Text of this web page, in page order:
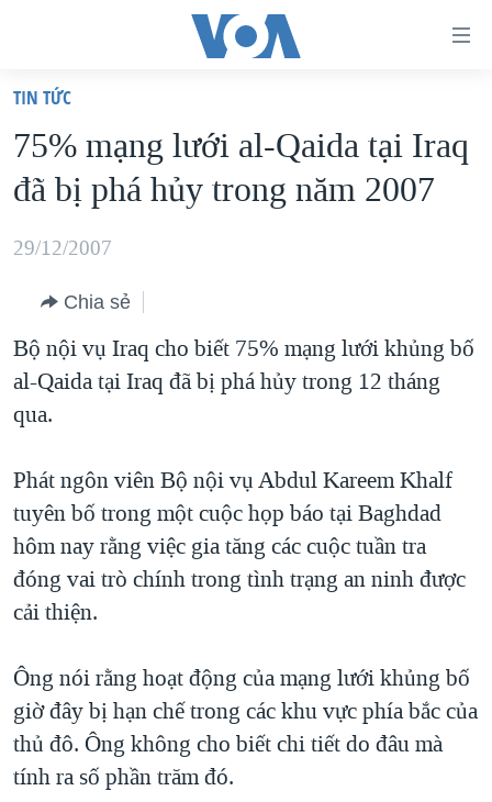
truy
cập
Tới
dung
chính
điều
hướng
chính
tới
"Tìm"
VIỆT NAM
HOA KỲ
BIỂN ĐÔNG
BLOG
DIỄN ĐÀN
MỤC
VẠCH TRẦN TIN GIẢ
NGƯỜI VIỆT HẢI NGOẠI
ĐỜI SỐNG
KINH TẾ
SỨC KHOẺ
VĂN HOÁ
THỂ THAO
GIÁO DỤC
CHUYÊN ĐỀ
CHIẾN TRANH THƯƠNG MẠI CỦA MỸ: QUÁ KHỨ VÀ HIỆN
HÀNH TRÌNH BẦU CỬ 2024
MỘT NĂM CHIẾN TRANH TẠI DẢI GAZA
GIẢI MÃ VÀNH ĐAI & CON ĐƯỜNG
TRỊNH VĨNH BÌNH - NGƯỜI HẠ 'BÊN THẮNG CUỘC'
GROUND ZERO – XƯA VÀ NAY
CHI PHÍ CHIẾN TRANH AFGHANISTAN
HỌC TIẾNG ANH
VIDEO
NGHE
MẠNG XÃ HỘI
Ngôn ngữ khác
TIN TỨC
75% mạng lưới al-Qaida tại Iraq
đã bị phá hủy trong năm 2007
29/12/2007
Chia sẻ
Bộ nội vụ Iraq cho biết 75% mạng lưới khủng bố
al-Qaida tại Iraq đã bị phá hủy trong 12 tháng
qua.
Phát ngôn viên Bộ nội vụ Abdul Kareem Khalf
tuyên bố trong một cuộc họp báo tại Baghdad
hôm nay rằng việc gia tăng các cuộc tuần tra
đóng vai trò chính trong tình trạng an ninh được
cải thiện.
Ông nói rằng hoạt động của mạng lưới khủng bố
giờ đây bị hạn chế trong các khu vực phía bắc của
thủ đô. Ông không cho biết chi tiết do đâu mà
tính ra số phần trăm đó.